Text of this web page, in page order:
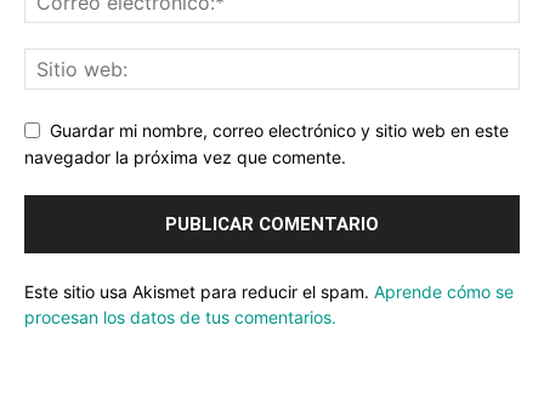
Guardar mi nombre, correo electrónico y sitio web en este
navegador la próxima vez que comente.
Este sitio usa Akismet para reducir el spam. Aprende cómo se
procesan los datos de tus comentarios.